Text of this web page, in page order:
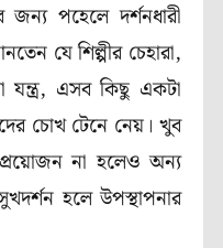
পহেলে দর্শনধারী
যে শিল্পীর চেহারা,
যন্ত্র, এসব কিছু একটা
চোখ টেনে নেয়। খুব
প্রয়োজন না হলেও অন্য
হলে উপস্থাপনার